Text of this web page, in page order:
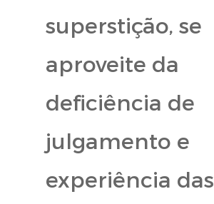
superstição, se
aproveite da
deficiência de
julgamento e
experiência das